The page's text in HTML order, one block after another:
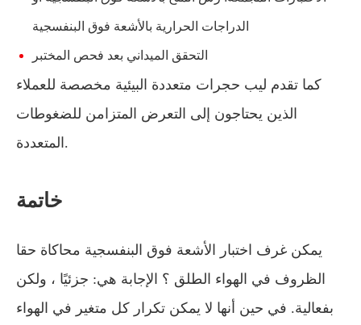
الدراجات الحرارية بالأشعة فوق البنفسجية
التحقق الميداني بعد فحص المختبر
كما تقدم ليب حجرات متعددة البيئية مخصصة للعملاء
الذين يحتاجون إلى التعرض المتزامن للضغوطات
المتعددة.
خاتمة
يمكن غرف اختبار الأشعة فوق البنفسجية محاكاة حقا
الظروف في الهواء الطلق ؟ الإجابة هي: جزئيًا ، ولكن
بفعالية. في حين أنها لا يمكن تكرار كل متغير في الهواء